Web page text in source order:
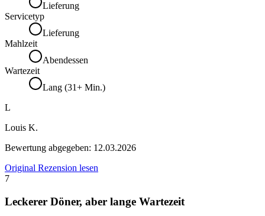
Lieferung
Servicetyp
Lieferung
Mahlzeit
Abendessen
Wartezeit
Lang (31+ Min.)
L
Louis K.
Bewertung abgegeben: 12.03.2026
Original Rezension lesen
7
Leckerer Döner, aber lange Wartezeit